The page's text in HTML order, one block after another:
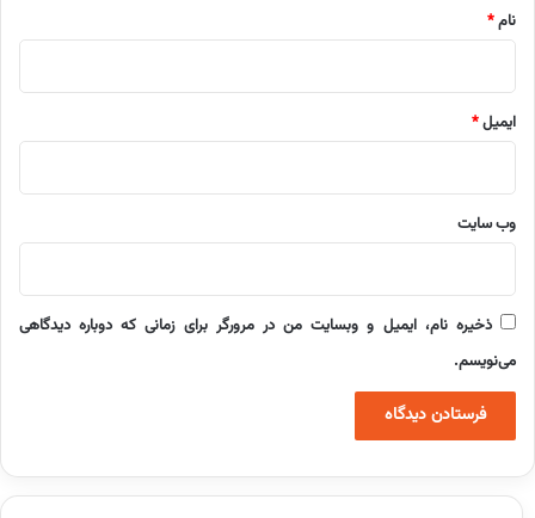
نام*
ایمیل*
وب‌ سایت
ذخیره نام، ایمیل و وبسایت من در مرورگر برای زمانی که دوباره دیدگاهی
می‌نویسم.